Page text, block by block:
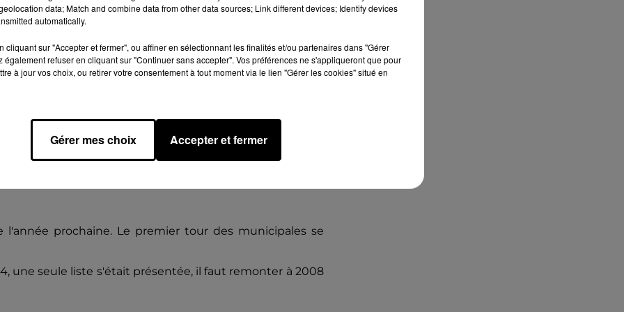
la proximité et l'innovation ajoute Aurélie Renou. La
et 11 hommes âgés de 30 à 76 ans.
prochaine. Le premier tour des municipales se
une seule liste s'était présentée, il faut remonter à 2008
septembre 2026 au Château de Courtalain,
data; Match and combine data from other data sources; Link different devices; Identify devices
automatically.
cliquant sur "Accepter et fermer", ou affiner en sélectionnant les finalités et/ou partenaires dans "Gérer
également refuser en cliquant sur "Continuer sans accepter". Vos préférences ne s'appliqueront que pour
à jour vos choix, ou retirer votre consentement à tout moment via le lien "Gérer les cookies" situé en
Gérer mes choix Accepter et fermer